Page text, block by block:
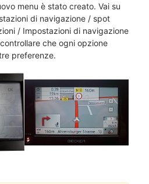
menu è stato creato. Vai su
di navigazione / spot
/ Impostazioni di navigazione
che ogni opzione
preferenze.